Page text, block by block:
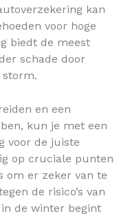
kan
voor hoge
biedt de meest
schade door
storm.
en een
kun je met een
voor de juiste
op cruciale punten
om er zeker van te
de risico’s van
de winter begint